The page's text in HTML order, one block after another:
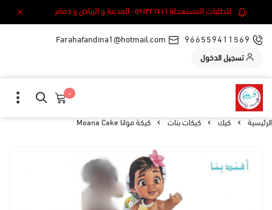
للطلبات المستعجلة ٠٥٩١٣٢٦٧١٦ المدينة و الرياض و دمام.
966559411569
Farahafandina1@hotmail.com
تسجيل الدخول
٠
الرئيسية كيك كيكات بنات كيكة موانا Moana Cake